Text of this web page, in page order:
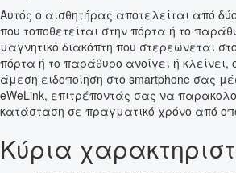
Αυτός ο αισθητήρας αποτελείται από
που τοποθετείται στην πόρτα ή το
μαγνητικό διακόπτη που στερεώνεται
πόρτα ή το παράθυρο ανοίγει ή κλείνει,
άμεση ειδοποίηση στο smartphone σας
eWeLink, επιτρέποντάς σας να
κατάσταση σε πραγματικό χρόνο από
Κύρια